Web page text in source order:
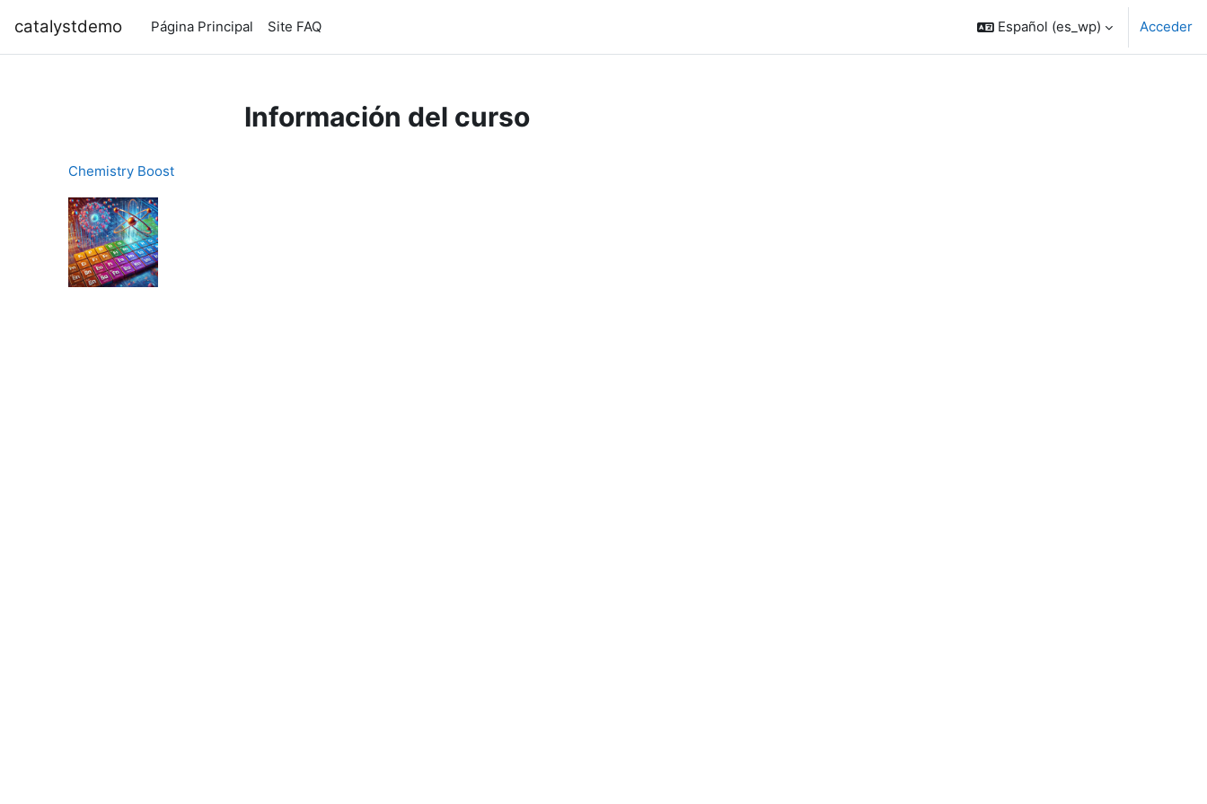
catalystdemo Página Principal Site FAQ Español ‎(es_wp)‎ Acceder
Información del curso
Chemistry Boost